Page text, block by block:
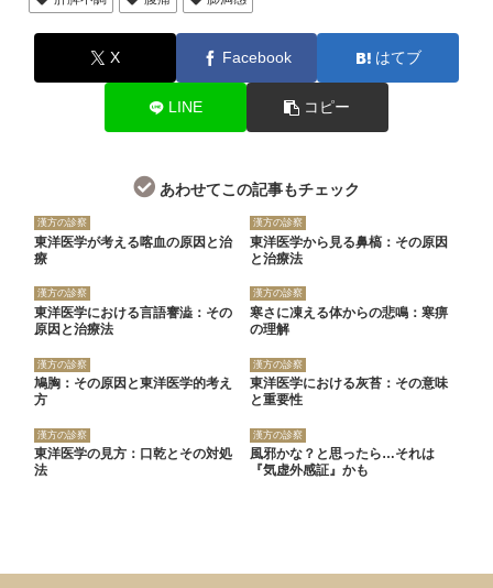
X Facebook はてブ
LINE コピー
あわせてこの記事もチェック
漢方の診察
東洋医学が考える喀血の原因と治
療
漢方の診察
東洋医学から見る鼻槁：その原因
と治療法
漢方の診察
東洋医学における言語謇澁：その
原因と治療法
漢方の診察
寒さに凍える体からの悲鳴：寒痹
の理解
漢方の診察
鳩胸：その原因と東洋医学的考え
方
漢方の診察
東洋医学における灰苔：その意味
と重要性
漢方の診察
東洋医学の見方：口乾とその対処
法
漢方の診察
風邪かな？と思ったら…それは
『気虚外感証』かも